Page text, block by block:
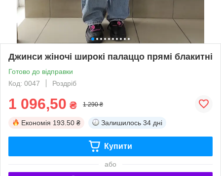
Джинси жіночі широкі палаццо прямі блакитні
Готово до відправки
Код: 0047
Роздріб
1 096,50 ₴ 1 290 ₴
Економія 193.50 ₴ Залишилось 34 дні
Купити
або